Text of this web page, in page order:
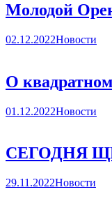
Молодой
02.12.2022Новости
О
01.12.2022Новости
СЕГОДНЯ
29.11.2022Новости